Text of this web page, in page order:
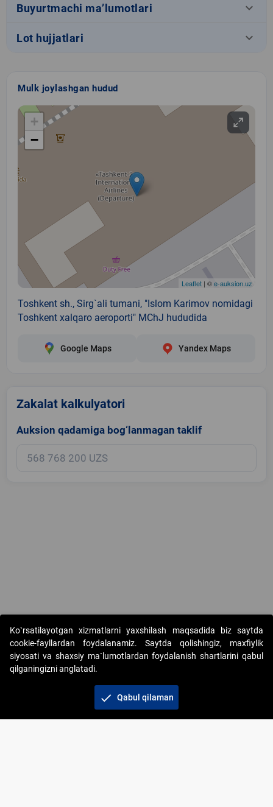
Buyurtmachi ma’lumotlari keyboard_arrow_down
Lot hujjatlari keyboard_arrow_down
Mulk joylashgan hudud
+
−
Leaflet | ©e-auksion.uz
Toshkent sh., Sirg`ali tumani, "Islom Karimov nomidagi
Toshkent xalqaro aeroporti" MChJ hududida
Google Maps Yandex Maps
Zakalat kalkulyatori
Auksion qadamiga bog‘lanmagan taklif
Copyright © 2017-2026. "Elektron onlayn-auksionlarni tashkil etish"
AJ. Barcha huquqlar himoyalangan
+998 71 202-21-11
Ko`rsatilayotgan xizmatlarni yaxshilash maqsadida biz saytda
cookie-fayllardan foydalanamiz. Saytda qolishingiz, maxfiylik
siyosati va shaxsiy ma`lumotlardan foydalanish shartlarini qabul
qilganingizni anglatadi.
check Qabul qilaman